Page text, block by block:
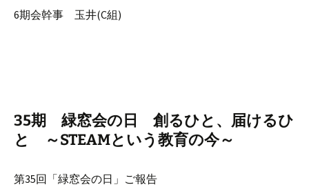
6期会幹事 玉井(C組)
35期 緑窓会の日 創るひと、届けるひ
と ～STEAMという教育の今～
第35回「緑窓会の日」ご報告